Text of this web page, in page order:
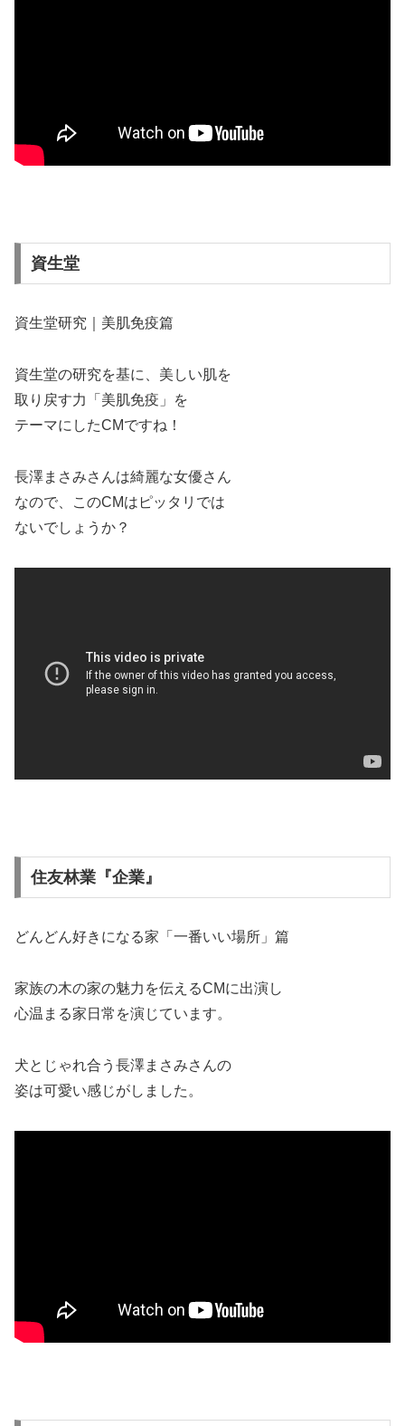
資生堂
資生堂研究｜美肌免疫篇
資生堂の研究を基に、美しい肌を
取り戻す力「美肌免疫」を
テーマにしたCMですね！
長澤まさみさんは綺麗な女優さん
なので、このCMはピッタリでは
ないでしょうか？
住友林業『企業』
どんどん好きになる家「一番いい場所」篇
家族の木の家の魅力を伝えるCMに出演し
心温まる家日常を演じています。
犬とじゃれ合う長澤まさみさんの
姿は可愛い感じがしました。